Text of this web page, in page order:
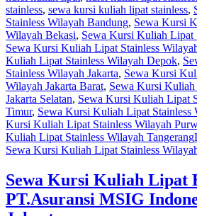
stainless, sewa kursi kuliah lipat stainless,
Stainless Wilayah Bandung, Sewa Kursi
Wilayah Bekasi, Sewa Kursi Kuliah Lipat
Sewa Kursi Kuliah Lipat Stainless
Kuliah Lipat Stainless Wilayah Depok,
Stainless Wilayah Jakarta, Sewa Kursi
Wilayah Jakarta Barat, Sewa Kursi
Jakarta Selatan, Sewa Kursi Kuliah Lipat
Timur, Sewa Kursi Kuliah Lipat Stainless
Kursi Kuliah Lipat Stainless Wilayah
Kuliah Lipat Stainless Wilayah Tangerang
Sewa Kursi Kuliah Lipat Stainless
Sewa Kursi Kuliah Lipat
PT.Asuransi MSIG